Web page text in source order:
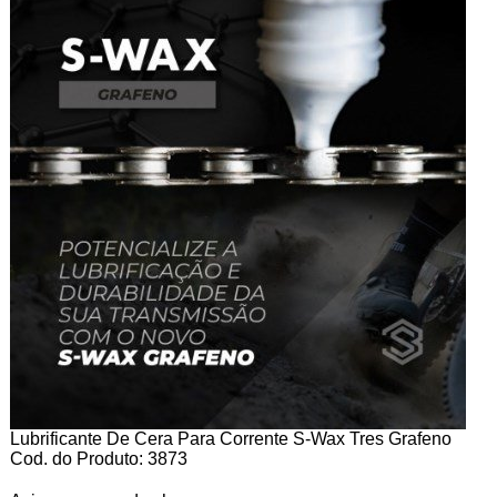
Lubrificante De Cera Para Corrente S-Wax Tres Grafeno
Cod. do Produto: 3873